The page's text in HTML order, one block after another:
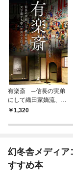
有楽斎 ─信長の実弟
にして織田家嫡流、天
下泰平を導いた真の立
1,320
幻冬舎メディア
すすめ本